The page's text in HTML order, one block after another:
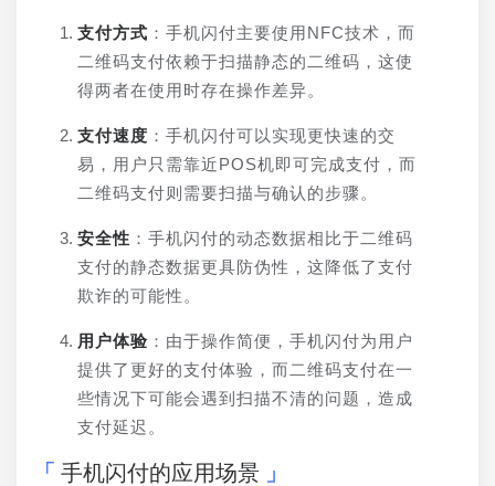
支付方式 ：手机闪付主要使用NFC技术，而
二维码支付依赖于扫描静态的二维码，这使
得两者在使用时存在操作差异。
支付速度 ：手机闪付可以实现更快速的交
易，用户只需靠近POS机即可完成支付，而
二维码支付则需要扫描与确认的步骤。
安全性 ：手机闪付的动态数据相比于二维码
支付的静态数据更具防伪性，这降低了支付
欺诈的可能性。
用户体验 ：由于操作简便，手机闪付为用户
提供了更好的支付体验，而二维码支付在一
些情况下可能会遇到扫描不清的问题，造成
支付延迟。
手机闪付的应用场景